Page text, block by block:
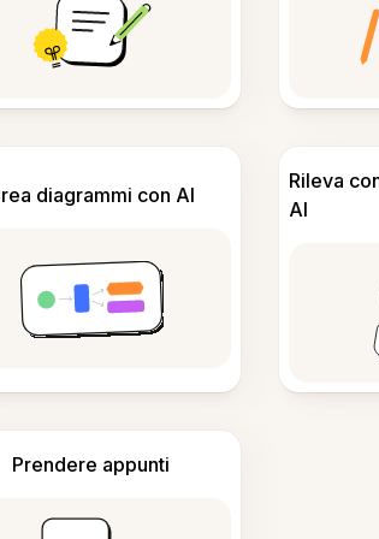
diagrammi con AI
Rileva
AI
Prendere appunti